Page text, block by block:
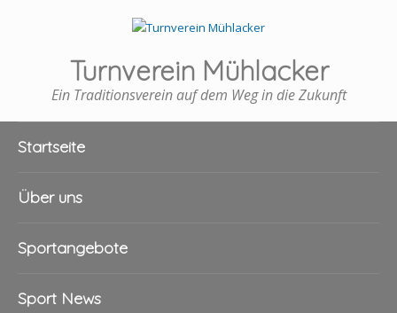
Turnverein Mühlacker
Ein Traditionsverein auf dem Weg in die Zukunft
Startseite
Über uns
Sportangebote
Sport News